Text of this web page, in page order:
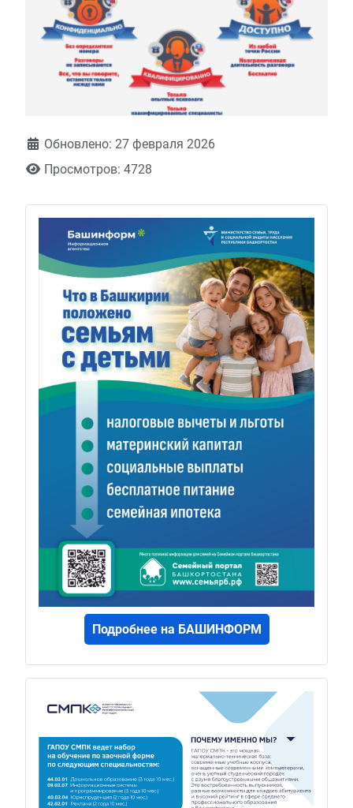
Подробнее на БАШИНФОРМ
Обновлено: 27 февраля 2026
Просмотров: 4728